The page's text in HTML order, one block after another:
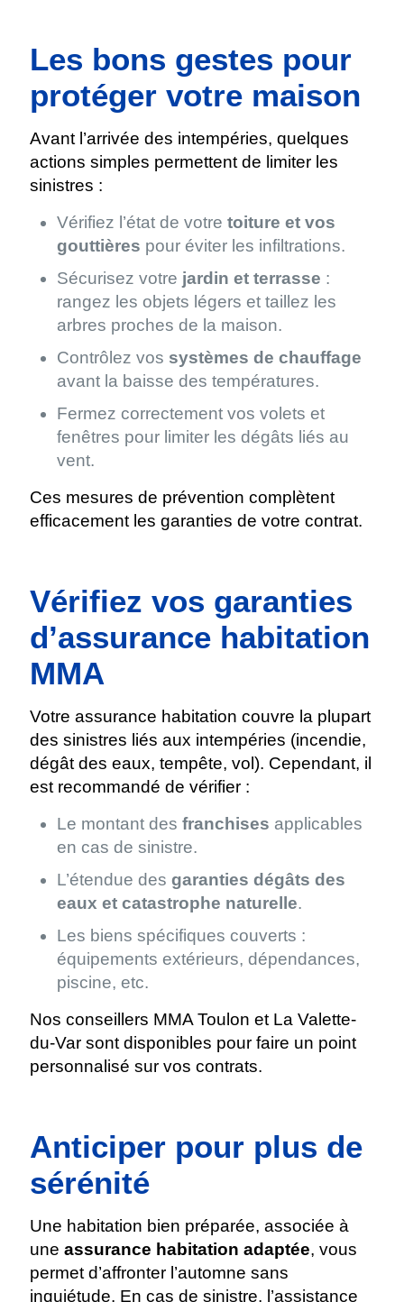
Les bons gestes pour
protéger votre maison
Avant l’arrivée des intempéries, quelques
actions simples permettent de limiter les
sinistres :
Vérifiez l’état de votre toiture et vos
gouttières pour éviter les infiltrations.
Sécurisez votre jardin et terrasse :
rangez les objets légers et taillez les
arbres proches de la maison.
Contrôlez vos systèmes de chauffage
avant la baisse des températures.
Fermez correctement vos volets et
fenêtres pour limiter les dégâts liés au
vent.
Ces mesures de prévention complètent
efficacement les garanties de votre contrat.
Vérifiez vos garanties
d’assurance habitation
MMA
Votre assurance habitation couvre la plupart
des sinistres liés aux intempéries (incendie,
dégât des eaux, tempête, vol). Cependant, il
est recommandé de vérifier :
Le montant des franchises applicables
en cas de sinistre.
L’étendue des garanties dégâts des
eaux et catastrophe naturelle.
Les biens spécifiques couverts :
équipements extérieurs, dépendances,
piscine, etc.
Nos conseillers MMA Toulon et La Valette-
du-Var sont disponibles pour faire un point
personnalisé sur vos contrats.
Anticiper pour plus de
sérénité
Une habitation bien préparée, associée à
une assurance habitation adaptée, vous
permet d’affronter l’automne sans
inquiétude. En cas de sinistre, l’assistance